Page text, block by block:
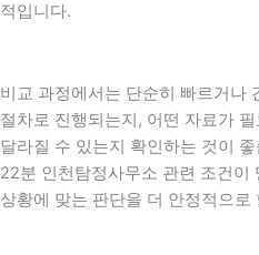
적입니다.
비교 과정에서는 단순히 빠르거나
절차로 진행되는지, 어떤 자료가
달라질 수 있는지 확인하는 것이
22분 인천탐정사무소 관련 조건이
상황에 맞는 판단을 더 안정적으로